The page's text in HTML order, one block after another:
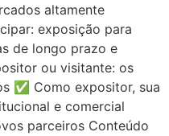
altamente
exposição para
de longo prazo e
ou visitante: os
✅ Como expositor, sua
e comercial
parceiros Conteúdo